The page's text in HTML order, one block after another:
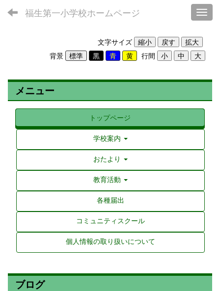
福生第一小学校ホームページ
文字サイズ
背景
行間
メニュー
トップページ
学校案内
おたより
教育活動
各種届出
コミュニティスクール
個人情報の取り扱いについて
ブログ